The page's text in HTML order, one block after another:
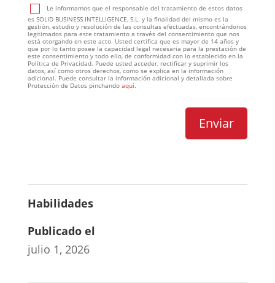
Le informamos que el responsable del tratamiento de estos datos
es SOLID BUSINESS INTELLIGENCE, S.L. y la finalidad del mismo es la
gestión, estudio y resolución de las consultas efectuadas, encontrándonos
legitimados para este tratamiento a través del consentimiento que nos
está otorgando en este acto. Usted certifica que es mayor de 14 años y
que por lo tanto posee la capacidad legal necesaria para la prestación de
este consentimiento y todo ello, de conformidad con lo establecido en la
Política de Privacidad. Puede usted acceder, rectificar y suprimir los
datos, así como otros derechos, como se explica en la información
adicional. Puede consultar la información adicional y detallada sobre
Protección de Datos pinchando aquí.
Habilidades
Publicado el
julio 1, 2026